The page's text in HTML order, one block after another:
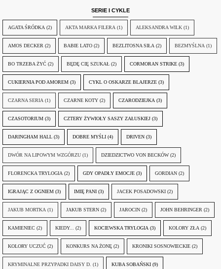
SERIE I CYKLE
AGATA ŚRÓDKA (2) AKTA MARKA FILERA (1) ALEKSANDRA WILK (1)
AMOS DECKER (2) BABIE LATO (2) BEZLITOSNA SIŁA (2) BEZMYŚLNA (1)
BO TRZEBA ŻYĆ (2) BĘDĘ CIĘ SZUKAŁ (2) CORMORAN STRIKE (3)
CUKIERNIA POD AMOREM (3) CYKL O OSKARZE BLAJERZE (3)
CZARNA SERIA (1) CZARNE KOTY (2) CZARODZIEJKA (3)
CZASOTORIUM (3) CZTERY ŻYWIOŁY SASZY ZAŁUSKIEJ (3)
DARINGHAM HALL (3) DOBRE MYŚLI (4) DRIVEN (3)
DWÓR NA LIPOWYM WZGÓRZU (1) DZIEDZICTWO VON BECKÓW (2)
FLORENCKA TRYLOGIA (2) GDY OPADŁY EMOCJE (3) GORDIAN (2)
IGRAJĄC Z OGNIEM (3) IMIĘ PANI (3) JACEK POSADOWSKI (2)
JAKUB MORTKA (1) JAKUB STERN (2) JAROCIN (2) JOHN BEHRINGER (2)
KAMIENIEC (2) KIEDY... (2) KOCIEWSKA TRYLOGIA (3) KOLORY ZŁA (2)
KOLORY UCZUĆ (2) KONKURS NA ŻONĘ (2) KRONIKI SOSNOWIECKIE (2)
KRYMINALNE PRZYPADKI DAISY D. (1) KUBA SOBAŃSKI (9)